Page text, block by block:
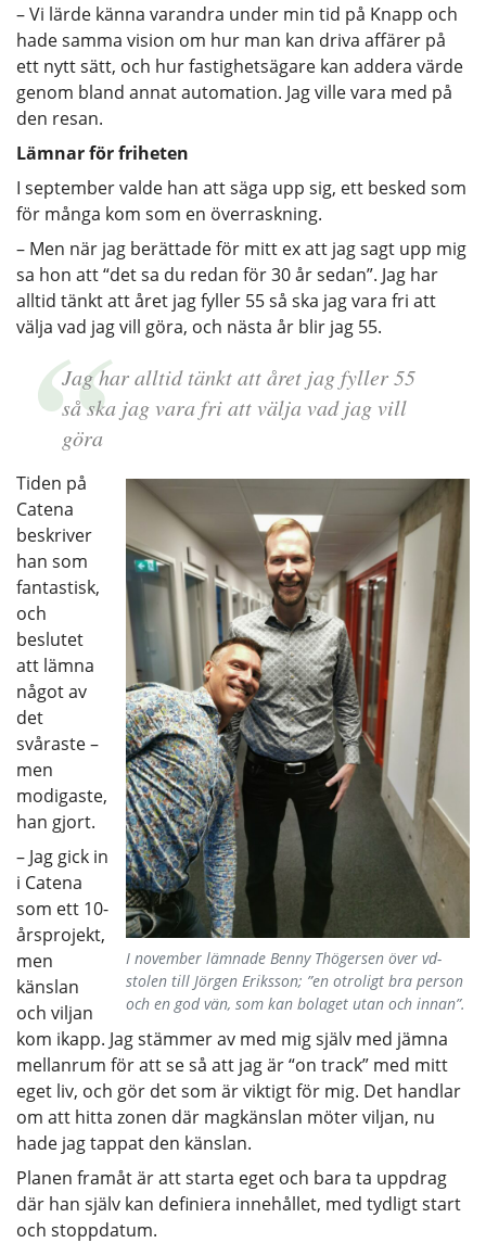
– Vi lärde känna varandra under min tid på Knapp och
hade samma vision om hur man kan driva affärer på
ett nytt sätt, och hur fastighetsägare kan addera värde
genom bland annat automation. Jag ville vara med på
den resan.
Lämnar för friheten
I september valde han att säga upp sig, ett besked som
för många kom som en överraskning.
– Men när jag berättade för mitt ex att jag sagt upp mig
sa hon att “det sa du redan för 30 år sedan”. Jag har
alltid tänkt att året jag fyller 55 så ska jag vara fri att
välja vad jag vill göra, och nästa år blir jag 55.
Jag har alltid tänkt att året jag fyller 55
så ska jag vara fri att välja vad jag vill
göra
I november lämnade Benny Thögersen över vd-
stolen till Jörgen Eriksson; ”en otroligt bra person
och en god vän, som kan bolaget utan och innan”.
Tiden på
Catena
beskriver
han som
fantastisk,
och
beslutet
att lämna
något av
det
svåraste –
men
modigaste,
han gjort.
– Jag gick in
i Catena
som ett 10-
årsprojekt,
men
känslan
och viljan
kom ikapp. Jag stämmer av med mig själv med jämna
mellanrum för att se så att jag är “on track” med mitt
eget liv, och gör det som är viktigt för mig. Det handlar
om att hitta zonen där magkänslan möter viljan, nu
hade jag tappat den känslan.
Planen framåt är att starta eget och bara ta uppdrag
där han själv kan definiera innehållet, med tydligt start
och stoppdatum.